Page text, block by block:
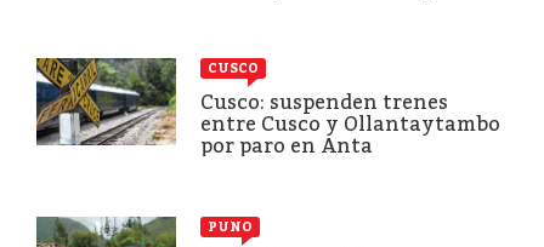
CUSCO
Cusco: suspenden trenes
entre Cusco y Ollantaytambo
por paro en Anta
PUNO